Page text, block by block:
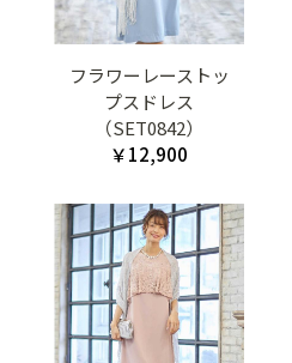
フラワーレーストッ
プスドレス
（SET0842）
￥12,900